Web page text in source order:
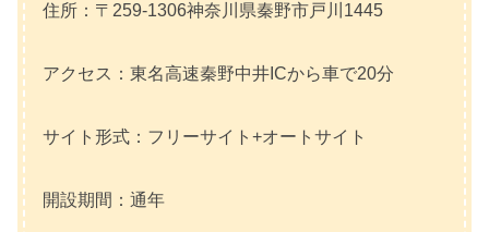
住所：〒259-1306神奈川県秦野市戸川1445
アクセス：東名高速秦野中井ICから車で20分
サイト形式：フリーサイト+オートサイト
開設期間：通年